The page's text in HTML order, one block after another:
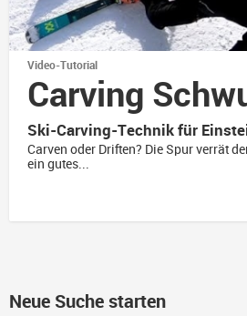
Video-Tutorial
Carving
Ski-Carving-Technik für
Carven oder Driften? Die Spur verrät
ein gutes...
Neue Suche starten